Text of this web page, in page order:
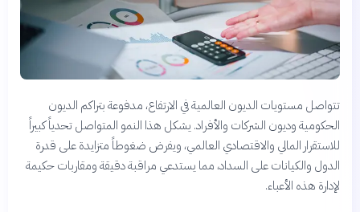
تتواصل مستويات الديون العالمية في الارتفاع، مدفوعة بتراكم الديون
الحكومية وديون الشركات والأفراد. يشكل هذا النمو المتواصل تحدياً كبيراً
للاستقرار المالي والاقتصادي العالمي، ويفرض ضغوطاً متزايدة على قدرة
الدول والكيانات على السداد، مما يستدعي مراقبة دقيقة ومقاربات حكيمة
لإدارة هذه الأعباء.